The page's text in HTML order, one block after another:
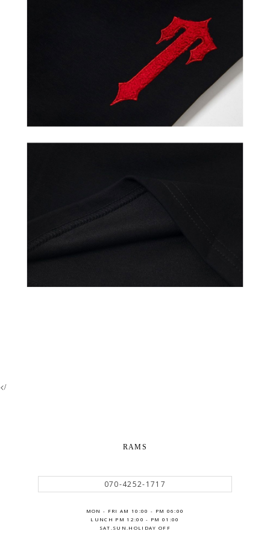
</
RAMS
070-4252-1717
MON - FRI AM 10:00 - PM 06:00
LUNCH PM 12:00 - PM 01:00
SAT.SUN.HOLIDAY OFF